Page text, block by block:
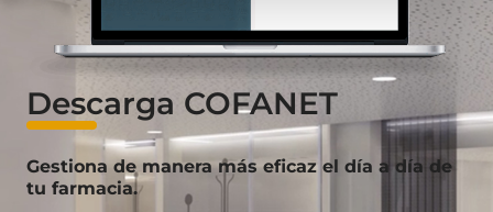
Descarga COFANET
Gestiona de manera más eficaz el día a día de
tu farmacia.